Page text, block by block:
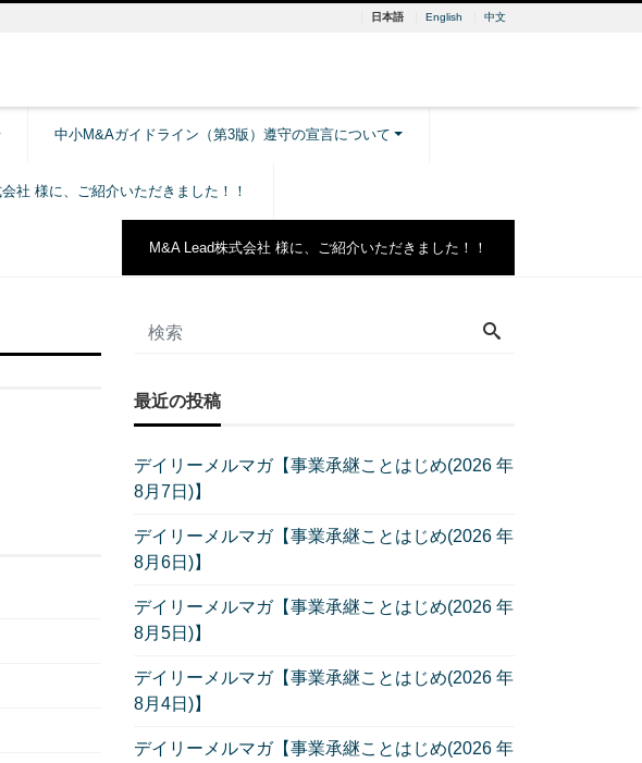
日本語 English 中文
中小M&Aガイドライン（第3版）遵守の宣言について
社 様に、ご紹介いただきました！！
M&A Lead株式会社 様に、ご紹介いただきました！！
最近の投稿
デイリーメルマガ【事業承継ことはじめ(2026 年
8月7日)】
デイリーメルマガ【事業承継ことはじめ(2026 年
8月6日)】
デイリーメルマガ【事業承継ことはじめ(2026 年
8月5日)】
デイリーメルマガ【事業承継ことはじめ(2026 年
8月4日)】
デイリーメルマガ【事業承継ことはじめ(2026 年